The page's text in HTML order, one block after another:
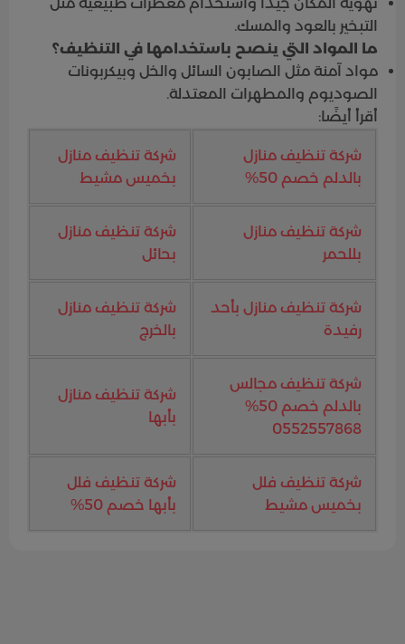
التبخير بالعود والمسك.
ما المواد التي ينصح باستخدامها في التنظيف؟
مواد آمنة مثل الصابون السائل والخل وبيكربونات
الصوديوم والمطهرات المعتدلة.
أقرأ أيضًا:
شركة تنظيف منازل
بالدلم خصم 50%
شركة تنظيف منازل
بخميس مشيط
شركة تنظيف منازل
بللحمر
شركة تنظيف منازل
بحائل
شركة تنظيف منازل بأحد
رفيدة
شركة تنظيف منازل
بالخرج
شركة تنظيف مجالس
بالدلم خصم 50%
0552557868
شركة تنظيف منازل
بأبها
شركة تنظيف فلل
بخميس مشيط
شركة تنظيف فلل
بأبها خصم 50%